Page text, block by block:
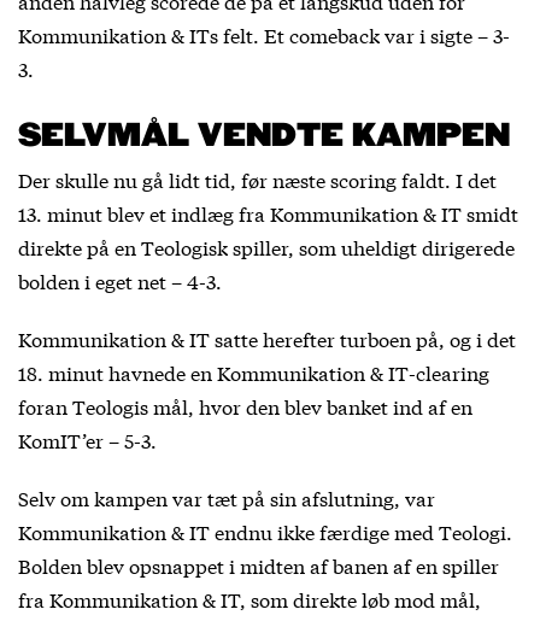
Kommunikation & ITs felt. Et comeback var i sigte – 3-
3.
SELVMÅL VENDTE KAMPEN
Der skulle nu gå lidt tid, før næste scoring faldt. I det
13. minut blev et indlæg fra Kommunikation & IT smidt
direkte på en Teologisk spiller, som uheldigt dirigerede
bolden i eget net – 4-3.
Kommunikation & IT satte herefter turboen på, og i det
18. minut havnede en Kommunikation & IT-clearing
foran Teologis mål, hvor den blev banket ind af en
KomIT’er – 5-3.
Selv om kampen var tæt på sin afslutning, var
Kommunikation & IT endnu ikke færdige med Teologi.
Bolden blev opsnappet i midten af banen af en spiller
fra Kommunikation & IT, som direkte løb mod mål,